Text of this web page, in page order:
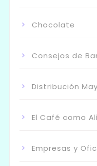
Chocolate
Consejos de
Distribución
El Café como
Empresas y